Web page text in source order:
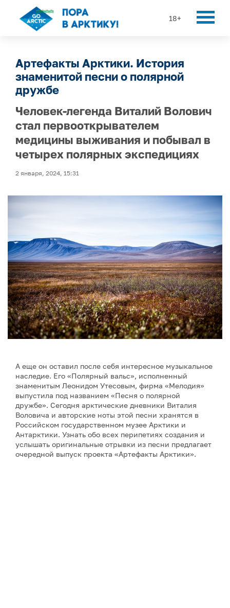
18+
Артефакты Арктики. История
знаменитой песни о полярной
дружбе
Человек-легенда Виталий Волович
стал первооткрывателем
медицины выживания и побывал в
четырех полярных экспедициях
2 января, 2024, 15:31
А еще он оставил после себя интересное музыкальное
наследие. Его «Полярный вальс», исполненный
знаменитым Леонидом Утесовым, фирма «Мелодия»
выпустила под названием «Песня о полярной
дружбе». Сегодня арктические дневники Виталия
Воловича и авторские ноты этой песни хранятся в
Российском государственном музее Арктики и
Антарктики. Узнать обо всех перипетиях создания и
услышать оригинальные отрывки из песни предлагает
очередной выпуск проекта «Артефакты Арктики».